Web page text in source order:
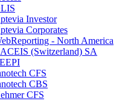
Investor
Corporates
- North America
(Switzerland) SA
CFS
CBS
CFS